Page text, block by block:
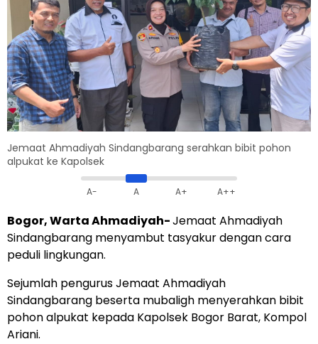
Jemaat Ahmadiyah Sindangbarang serahkan bibit pohon
alpukat ke Kapolsek
A- A A+ A++
Bogor, Warta Ahmadiyah-Jemaat Ahmadiyah
Sindangbarang menyambut tasyakur dengan cara
peduli lingkungan.
Sejumlah pengurus Jemaat Ahmadiyah
Sindangbarang beserta mubaligh menyerahkan bibit
pohon alpukat kepada Kapolsek Bogor Barat, Kompol
Ariani.